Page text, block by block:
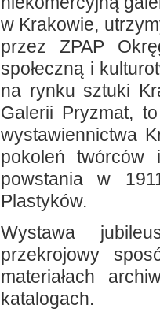
w Krakowie,
przez ZPAP
społeczną i
na rynku sztuki
Galerii Pryzmat,
wystawiennictwa
pokoleń
powstania w
Plastyków.
Wystawa
przekrojowy
materiałach
katalogach.